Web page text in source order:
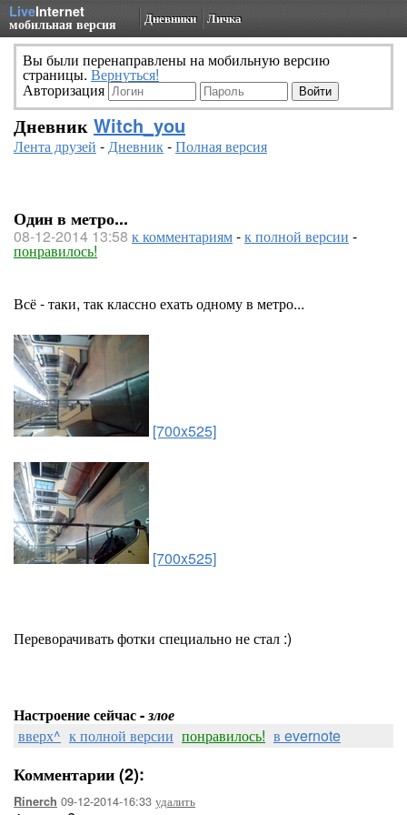
LiveInternet
мобильная версия Дневники Личка
Вы были перенаправлены на мобильную версию
страницы. Вернуться!
Авторизация
Дневник Witch_you
Лента друзей -Дневник-Полная версия
Один в метро...
08-12-2014 13:58 к комментариям-к полной версии -
понравилось!
Всё - таки, так классно ехать одному в метро...
[700x525]
[700x525]
Переворачивать фотки специально не стал :)
Настроение сейчас -злое
вверх^ к полной версии понравилось! в evernote
Комментарии (2):
Rinerch 09-12-2014-16:33 удалить